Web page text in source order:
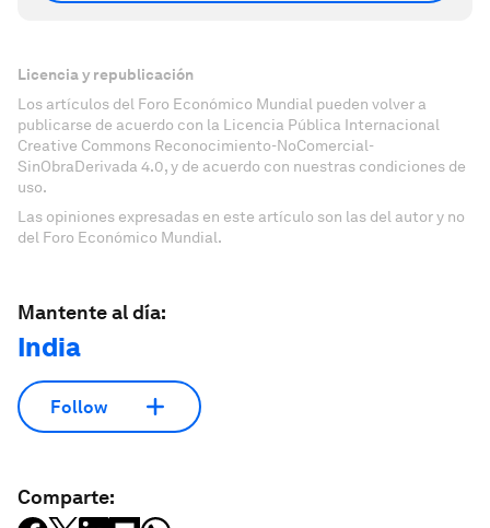
Licencia y republicación
Los artículos del Foro Económico Mundial pueden volver a
publicarse de acuerdo con la Licencia Pública Internacional
Creative Commons Reconocimiento-NoComercial-
SinObraDerivada 4.0, y de acuerdo con nuestras condiciones de
uso.
Las opiniones expresadas en este artículo son las del autor y no
del Foro Económico Mundial.
Mantente al día:
India
Follow
Comparte: